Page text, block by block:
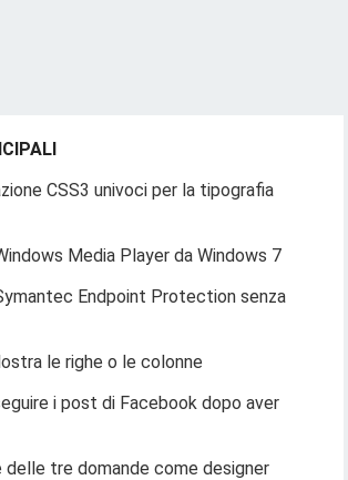
CSS3 univoci per la tipografia
Media Player da Windows 7
Endpoint Protection senza
le righe o le colonne
i post di Facebook dopo aver
delle tre domande come designer